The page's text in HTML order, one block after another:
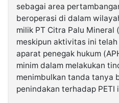
sebagai area
beroperasi di dalam
milik PT Citra Palu Mineral
meskipun aktivitas ini
aparat penegak hukum
minim dalam melakukan
menimbulkan tanda tanya
penindakan terhadap PETI